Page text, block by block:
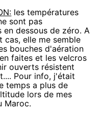
les températures
sont pas
en dessous de zéro. A
cas, elle me semble
bouches d'aération
faites et les velcros
ouverts résistent
Pour info, j'était
temps a plus de
lors de mes
Maroc.